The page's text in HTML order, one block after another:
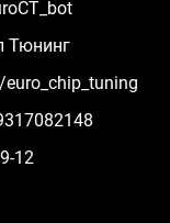
Тюнинг
12